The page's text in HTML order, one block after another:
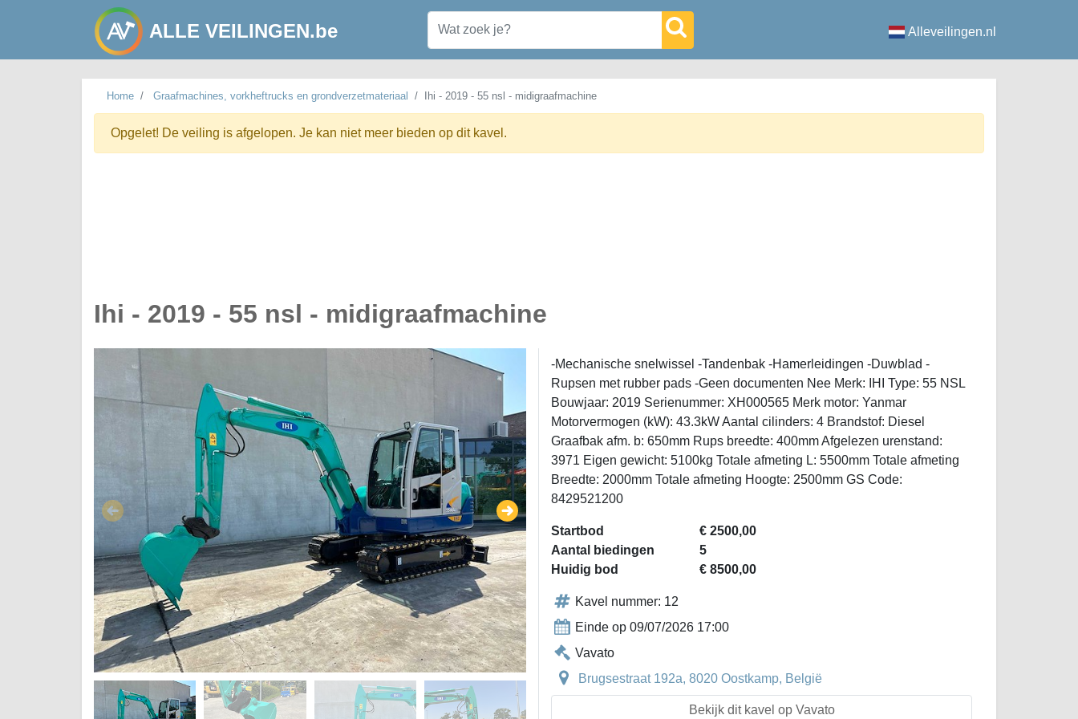
ALLE VEILINGEN.be Alleveilingen.nl
Home Graafmachines, vorkheftrucks en grondverzetmateriaal Ihi - 2019 - 55 nsl - midigraafmachine
Opgelet! De veiling is afgelopen. Je kan niet meer bieden op dit kavel.
Ihi - 2019 - 55 nsl - midigraafmachine
-Mechanische snelwissel -Tandenbak -Hamerleidingen -Duwblad -
Rupsen met rubber pads -Geen documenten Nee Merk: IHI Type: 55 NSL
Bouwjaar: 2019 Serienummer: XH000565 Merk motor: Yanmar
Motorvermogen (kW): 43.3kW Aantal cilinders: 4 Brandstof: Diesel
Graafbak afm. b: 650mm Rups breedte: 400mm Afgelezen urenstand:
3971 Eigen gewicht: 5100kg Totale afmeting L: 5500mm Totale afmeting
Breedte: 2000mm Totale afmeting Hoogte: 2500mm GS Code:
8429521200
Startbod
€ 2500,00
Aantal biedingen
5
Huidig bod
€ 8500,00
Kavel nummer: 12
Einde op 09/07/2026 17:00
Vavato
Brugsestraat 192a, 8020 Oostkamp, België
Bekijk dit kavel op Vavato